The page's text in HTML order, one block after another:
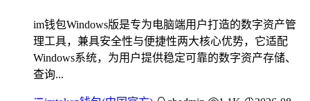
im钱包Windows版是专为电脑端用户打造的数字资产管
理工具，兼具安全性与便捷性两大核心优势，它适配
Windows系统，为用户提供稳定可靠的数字资产存储、
查询...